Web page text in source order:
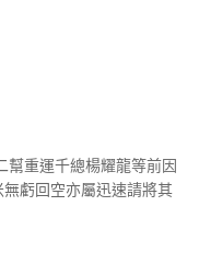
幫重運千總楊耀龍等前因
虧回空亦屬迅速請將其